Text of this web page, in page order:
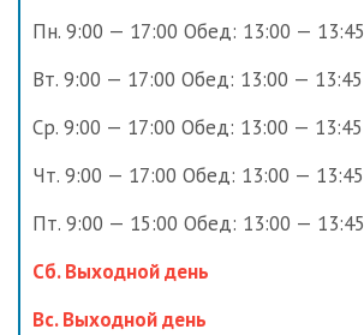
Пн. 9:00 — 17:00 Обед: 13:00 — 13:45
Вт. 9:00 — 17:00 Обед: 13:00 — 13:45
Ср. 9:00 — 17:00 Обед: 13:00 — 13:45
Чт. 9:00 — 17:00 Обед: 13:00 — 13:45
Пт. 9:00 — 15:00 Обед: 13:00 — 13:45
Сб. Выходной день
Вс. Выходной день